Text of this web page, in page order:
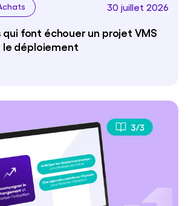
30 juillet 2026
qui font échouer un projet VMS
déploiement